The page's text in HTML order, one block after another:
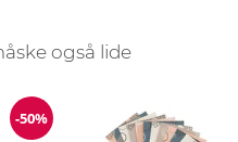
også lide
Rabat
-50%